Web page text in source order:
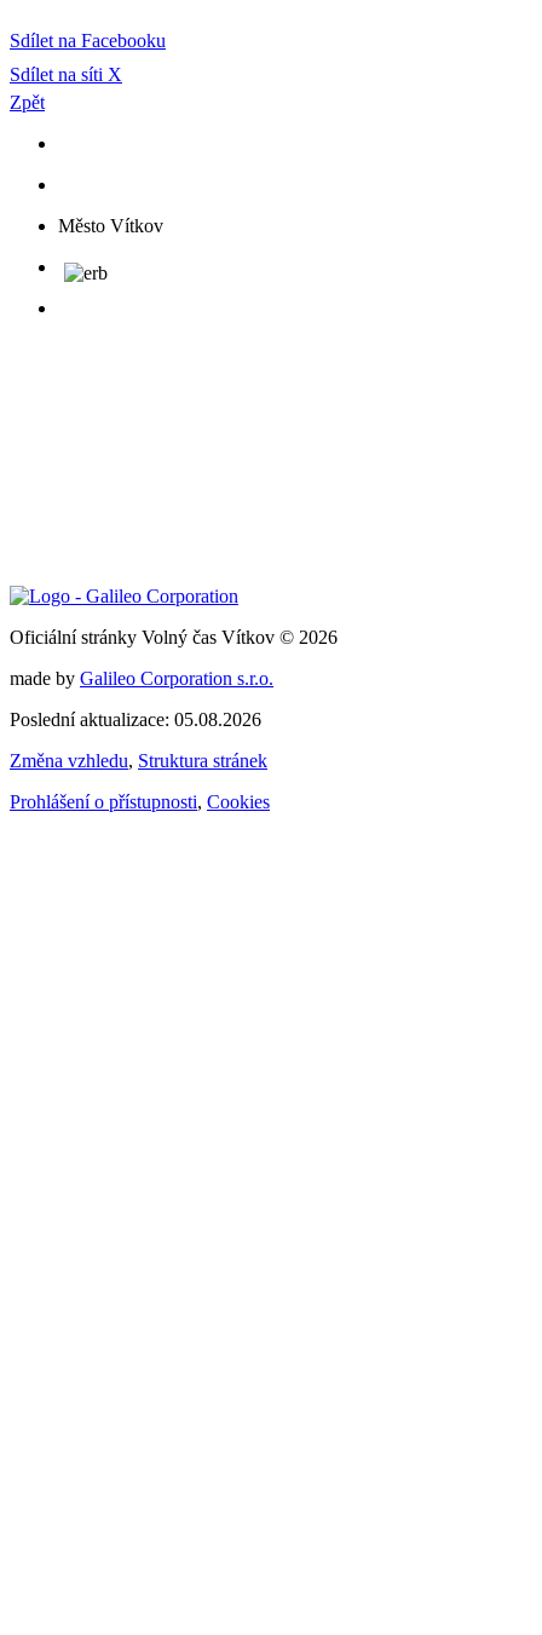
Sdílet na Facebooku
Sdílet na síti X
Zpět
Město Vítkov
Oficiální stránky Volný čas Vítkov © 2026
made by Galileo Corporation s.r.o.
Poslední aktualizace: 05.08.2026
Změna vzhledu, Struktura stránek
Prohlášení o přístupnosti, Cookies